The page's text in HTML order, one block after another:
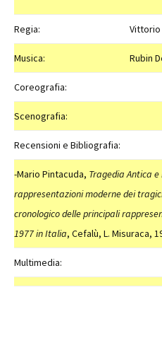
Regia:
Musica: Rubin
Coreografia:
Scenografia:
Recensioni e Bibliografia:
-Mario Pintacuda, Tragedia Antica e
rappresentazioni moderne dei
cronologico delle principali
1977in Italia, Cefalù, L. Misuraca,
Multimedia: